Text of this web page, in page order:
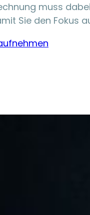
muss
Sie den Fokus